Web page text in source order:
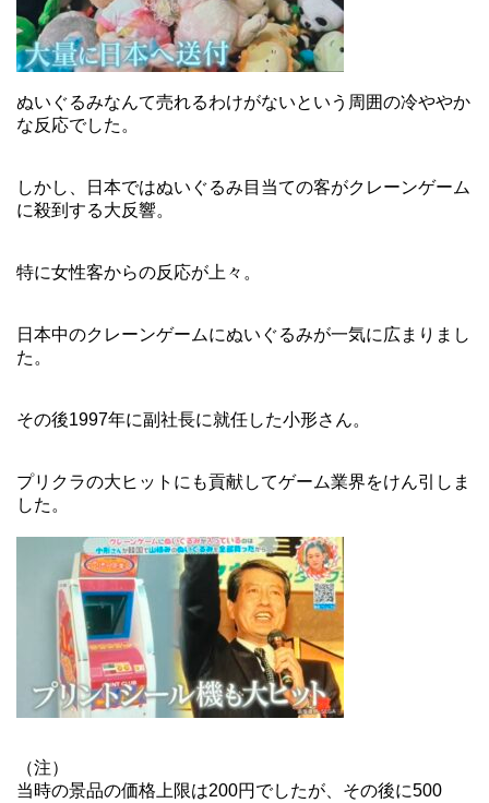
ぬいぐるみなんて売れるわけがないという周囲の冷ややか
な反応でした。
しかし、日本ではぬいぐるみ目当ての客がクレーンゲーム
に殺到する大反響。
特に女性客からの反応が上々。
日本中のクレーンゲームにぬいぐるみが一気に広まりまし
た。
その後1997年に副社長に就任した小形さん。
プリクラの大ヒットにも貢献してゲーム業界をけん引しま
した。
（注）
当時の景品の価格上限は200円でしたが、その後に500